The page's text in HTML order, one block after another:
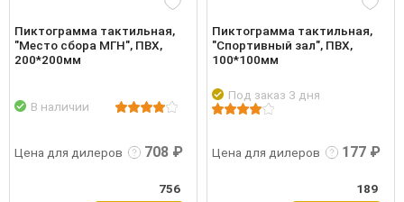
Пиктограмма тактильная,
"Место сбора МГН", ПВХ,
200*200мм
В наличии
Цена для дилеров
Войти
708 ₽
756
Пиктограмма тактильная,
"Спортивный зал", ПВХ,
100*100мм
Под заказ 3 дня
Цена для дилеров
Подробнее
177 ₽
189